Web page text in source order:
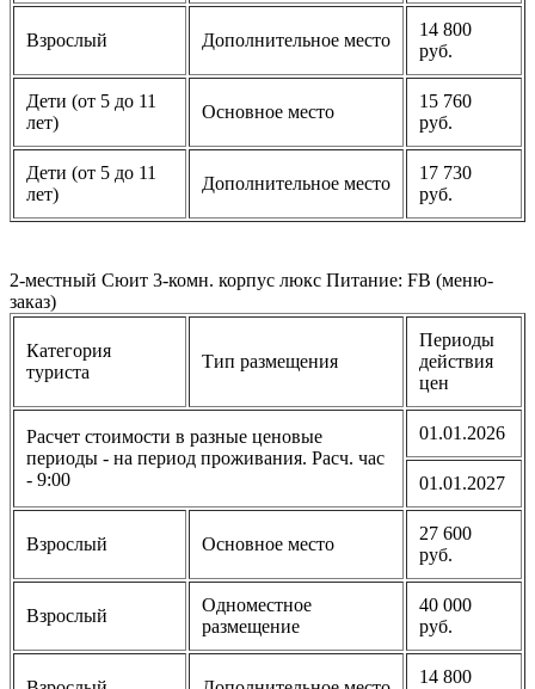
Взрослый Дополнительное место
14 800
руб.
Дети (от 5 до 11
лет)
Основное место
15 760
руб.
Дети (от 5 до 11
лет)
Дополнительное место
17 730
руб.
2-местный Сюит 3-комн. корпус люкс Питание: FB (меню-
заказ)
Категория
туриста
Тип размещения
Периоды
действия
цен
Расчет стоимости в разные ценовые
периоды - на период проживания. Расч. час
- 9:00
01.01.2026
01.01.2027
Взрослый Основное место
27 600
руб.
Взрослый
Одноместное
размещение
40 000
руб.
14 800